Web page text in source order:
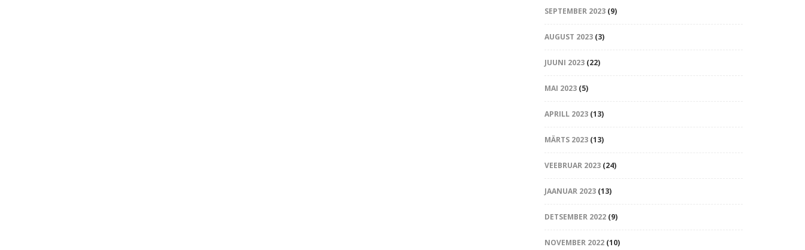
SEPTEMBER 2023(9)
AUGUST 2023(3)
JUUNI 2023(22)
MAI 2023(5)
APRILL 2023(13)
MÄRTS 2023(13)
VEEBRUAR 2023(24)
JAANUAR 2023(13)
DETSEMBER 2022(9)
NOVEMBER 2022(10)